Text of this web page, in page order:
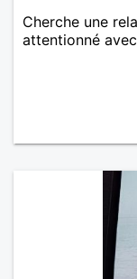
Cherche une
attentionné